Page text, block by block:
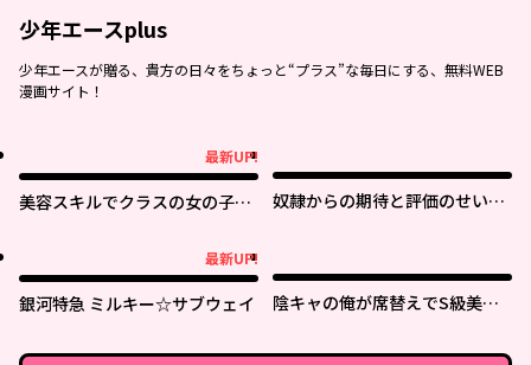
少年エースplus
少年エースが贈る、貴方の日々をちょっと“プラス”な毎日にする、無料WEB
漫画サイト！
最新UP!
美容スキルでクラスの女の子を
奴隷からの期待と評価のせいで
最新UP!
銀河特急 ミルキー☆サブウェイ
陰キャの俺が席替えでS級美少
まった。